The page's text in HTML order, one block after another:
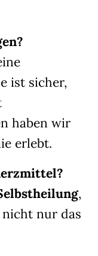
ist sicher,
haben wir
erlebt.
,
nur das